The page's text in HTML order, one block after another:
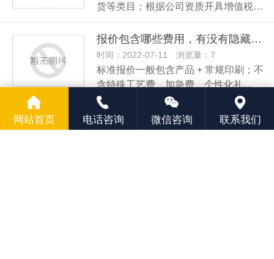
货等类目；根据公司资质开具增值税…
报价包含哪些费用，有没有隐藏收费？
时间：2022-07-11 浏览量：7
标准报价一般包含产品 + 常规印刷；不
含特殊工艺费、加急费、个性化礼…
是否可以先看样品？样品怎么收费？
时间：2022-07-11 浏览量：7
网站首页 电话咨询 微信咨询 联系我们